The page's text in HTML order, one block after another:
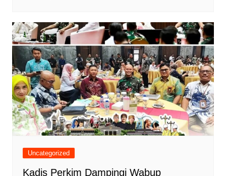
Uncategorized
Kadis Perkim Dampingi Wabup